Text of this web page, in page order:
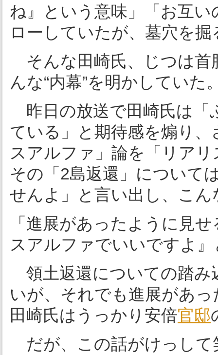
ね』という意味」「お互
ローしていたが、墓穴を
そんな田崎氏、じつは首
んな“内幕”を明かしていた
昨日の放送で田崎氏は「
ている」と期待感を煽り
スアルファ」論を「リア
その「2島返還」について
せんよ」と言い出し、こ
「進展があったように見
スアルファでいいですよ
領土返還についての踏み
いが、それでも進展があ
田崎氏はうっかり安倍官邸
だが、この話がけっして